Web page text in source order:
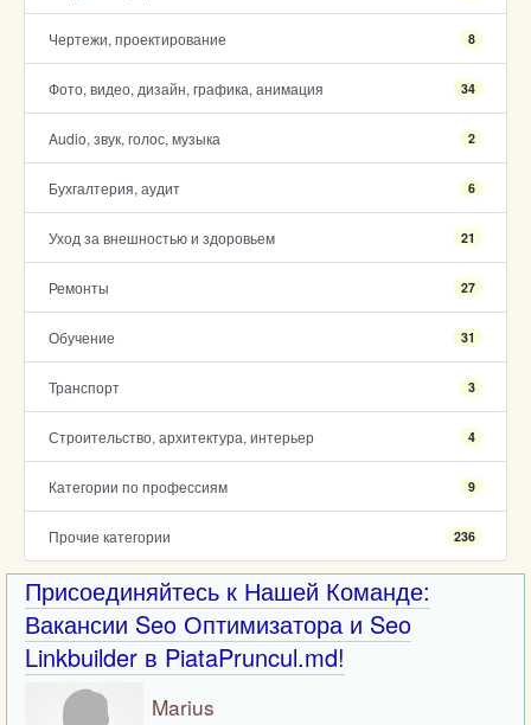
Чертежи, проектирование 8
Фото, видео, дизайн, графика, анимация 34
Audio, звук, голос, музыка 2
Бухгалтерия, аудит 6
Уход за внешностью и здоровьем 21
Ремонты 27
Обучение 31
Транспорт 3
Строительство, архитектура, интерьер 4
Категории по профессиям 9
Прочие категории 236
Присоединяйтесь к Нашей Команде:
Вакансии Seo Оптимизатора и Seo
Linkbuilder в PiataPruncul.md!
Marius